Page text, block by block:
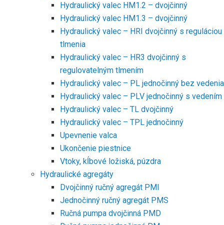
Hydraulický valec HM1.2 – dvojčinný
Hydraulický valec HM1.3 – dvojčinný
Hydraulický valec – HRI dvojčinný s reguláciou
tlmenia
Hydraulický valec – HR3 dvojčinný s
regulovatelným tlmením
Hydraulický valec – PL jednočinný bez vedenia
Hydraulický valec – PLV jednočinný s vedením
Hydraulický valec – TL dvojčinný
Hydraulický valec – TPL jednočinný
Upevnenie valca
Ukončenie piestnice
Vtoky, kĺbové ložiská, púzdra
Hydraulické agregáty
Dvojčinný ručný agregát PMI
Jednočinný ručný agregát PMS
Ručná pumpa dvojčinná PMD